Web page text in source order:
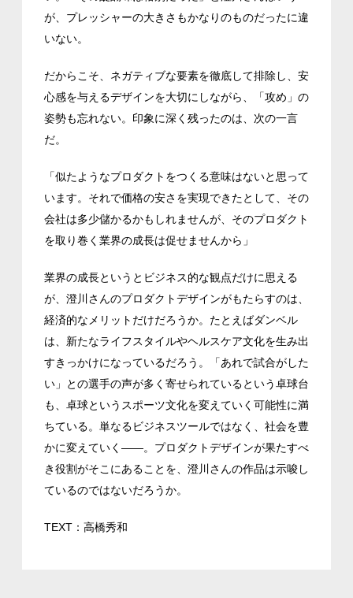
が、プレッシャーの大きさもかなりのものだったに違
いない。
だからこそ、ネガティブな要素を徹底して排除し、安
心感を与えるデザインを大切にしながら、「攻め」の
姿勢も忘れない。印象に深く残ったのは、次の一言
だ。
「似たようなプロダクトをつくる意味はないと思って
います。それで価格の安さを実現できたとして、その
会社は多少儲かるかもしれませんが、そのプロダクト
を取り巻く業界の成長は促せませんから」
業界の成長というとビジネス的な観点だけに思える
が、澄川さんのプロダクトデザインがもたらすのは、
経済的なメリットだけだろうか。たとえばダンベル
は、新たなライフスタイルやヘルスケア文化を生み出
すきっかけになっているだろう。「あれで試合がした
い」との選手の声が多く寄せられているという卓球台
も、卓球というスポーツ文化を変えていく可能性に満
ちている。単なるビジネスツールではなく、社会を豊
かに変えていく――。プロダクトデザインが果たすべ
き役割がそこにあることを、澄川さんの作品は示唆し
ているのではないだろうか。
TEXT：高橋秀和